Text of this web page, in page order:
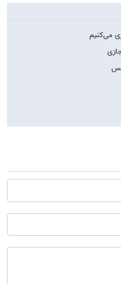
می‌کنیم